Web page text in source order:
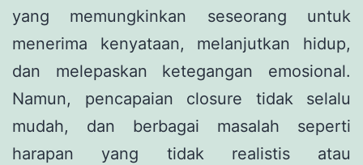
yang memungkinkan seseorang untuk
menerima kenyataan, melanjutkan hidup,
dan melepaskan ketegangan emosional.
Namun, pencapaian closure tidak selalu
mudah, dan berbagai masalah seperti
harapan yang tidak realistis atau